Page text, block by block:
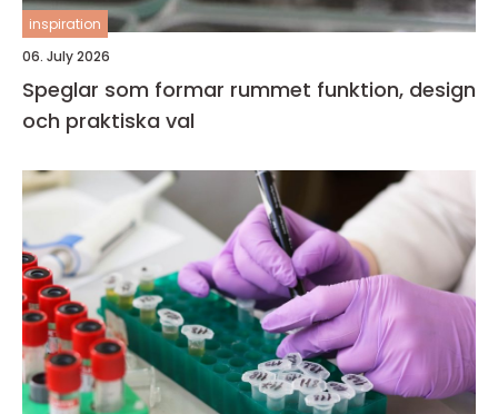
inspiration
06. July 2026
Speglar som formar rummet funktion, design
och praktiska val